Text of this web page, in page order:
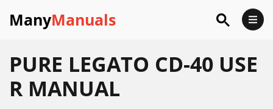
ManyManuals
PURE LEGATO CD-40 USE
R MANUAL